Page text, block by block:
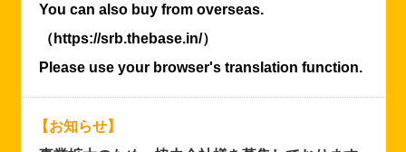
You can also buy from overseas.
（https://srb.thebase.in/）
Please use your browser's translation function.
【お知らせ】